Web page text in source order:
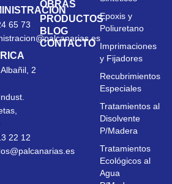
65 73
2
22 12
OBRAS
PRODUCTOS
BLOG
CONTACTO
Epoxis y
Poliuretano
Imprimaciones
y Fijadores
Recubrimientos
Especiales
Tratamientos al
Disolvente
P/Madera
Tratamientos
Ecológicos al
Agua